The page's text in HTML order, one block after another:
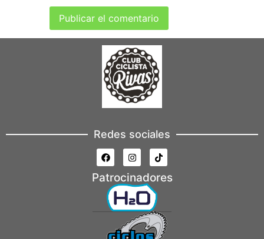
Redes sociales
Patrocinadores